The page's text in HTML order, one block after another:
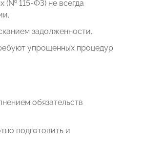
(№ 115-ФЗ) не всегда
задолженности.
упрощенных процедур
обязательств
подготовить и